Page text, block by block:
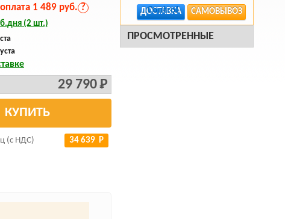
САМОВЫВОЗ
ДОСТАВКА
ПРОСМОТРЕННЫЕ
1 489 руб. ?
(2 шт.)
29 790 Р
КУПИТЬ
(с НДС) 34 639 Р